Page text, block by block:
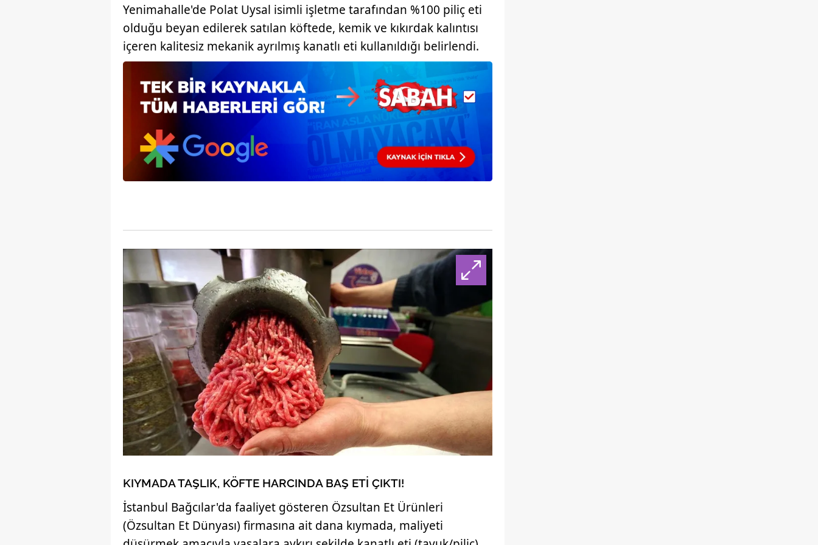
mevzuata uygun olarak kullanılan çerezlerle ilgili bilgi almak için lütfen tıklayınız
Yenimahalle'de Polat Uysal isimli işletme tarafından %100 piliç eti
olduğu beyan edilerek satılan köftede, kemik ve kıkırdak kalıntısı
içeren kalitesiz mekanik ayrılmış kanatlı eti kullanıldığı belirlendi.
KIYMADA TAŞLIK, KÖFTE HARCINDA BAŞ ETİ ÇIKTI!
İstanbul Bağcılar'da faaliyet gösteren Özsultan Et Ürünleri
(Özsultan Et Dünyası) firmasına ait dana kıymada, maliyeti